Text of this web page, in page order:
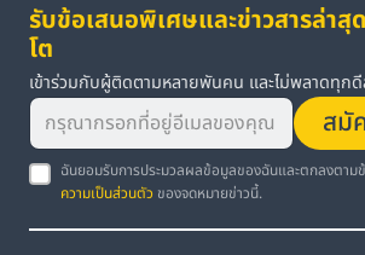
รับข้อเสนอพิเศษและข่าวสารล่าสุ
โต
เข้าร่วมกับผู้ติดตามหลายพันคน และไม่พลาดทุก
สมั
ฉันยอมรับการประมวลผลข้อมูลของฉันและตกลงตาม
ความเป็นส่วนตัว ของจดหมายข่าวนี้.